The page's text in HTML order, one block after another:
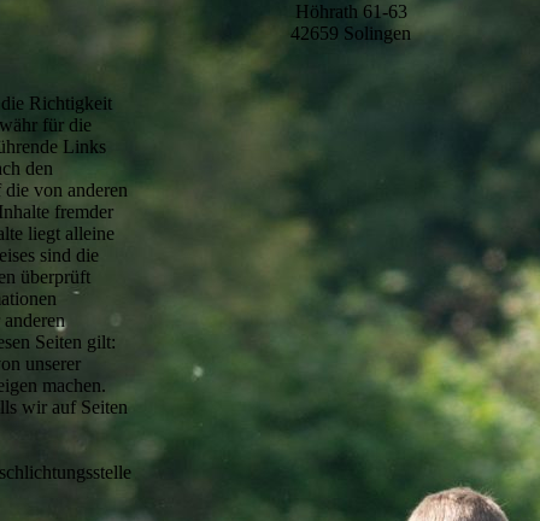
Richtigkeit
für die
Links
den
von anderen
fremder
liegt alleine
sind die
überprüft
Seiten gilt:
unserer
machen.
wir auf Seiten
Höhrath 61-63
42659 Solingen